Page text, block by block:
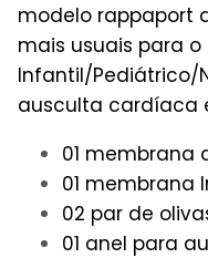
modelo rappaport
mais usuais para
Infantil/Pediátrico/
ausculta cardíaca
01 membrana
01 membrana
02 par de
01 anel para